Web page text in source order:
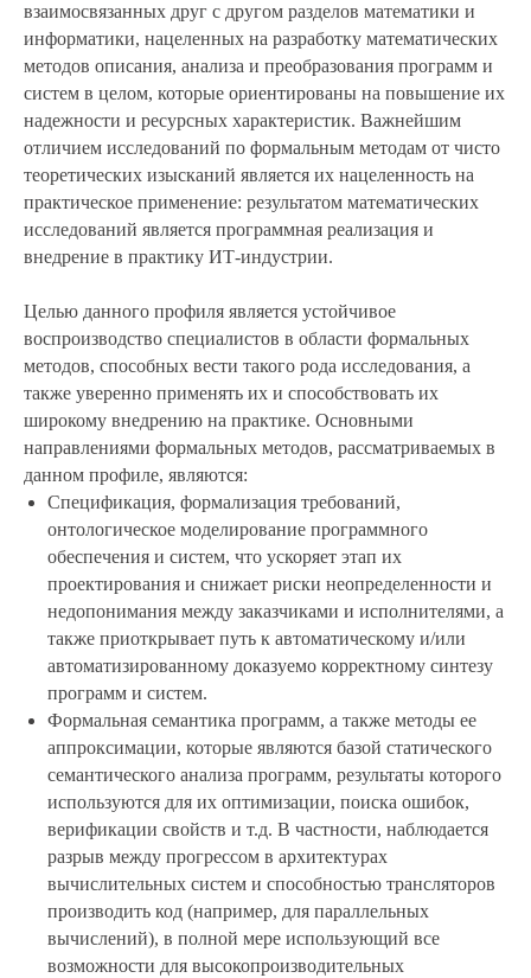
взаимосвязанных друг с другом разделов математики и
информатики, нацеленных на разработку математических
методов описания, анализа и преобразования программ и
систем в целом, которые ориентированы на повышение их
надежности и ресурсных характеристик. Важнейшим
отличием исследований по формальным методам от чисто
теоретических изысканий является их нацеленность на
практическое применение: результатом математических
исследований является программная реализация и
внедрение в практику ИТ-индустрии.
Целью данного профиля является устойчивое
воспроизводство специалистов в области формальных
методов, способных вести такого рода исследования, а
также уверенно применять их и способствовать их
широкому внедрению на практике. Основными
направлениями формальных методов, рассматриваемых в
данном профиле, являются:
Спецификация, формализация требований,
онтологическое моделирование программного
обеспечения и систем, что ускоряет этап их
проектирования и снижает риски неопределенности и
недопонимания между заказчиками и исполнителями, а
также приоткрывает путь к автоматическому и/или
автоматизированному доказуемо корректному синтезу
программ и систем.
Формальная семантика программ, а также методы ее
аппроксимации, которые являются базой статического
семантического анализа программ, результаты которого
используются для их оптимизации, поиска ошибок,
верификации свойств и т.д. В частности, наблюдается
разрыв между прогрессом в архитектурах
вычислительных систем и способностью трансляторов
производить код (например, для параллельных
вычислений), в полной мере использующий все
возможности для высокопроизводительных